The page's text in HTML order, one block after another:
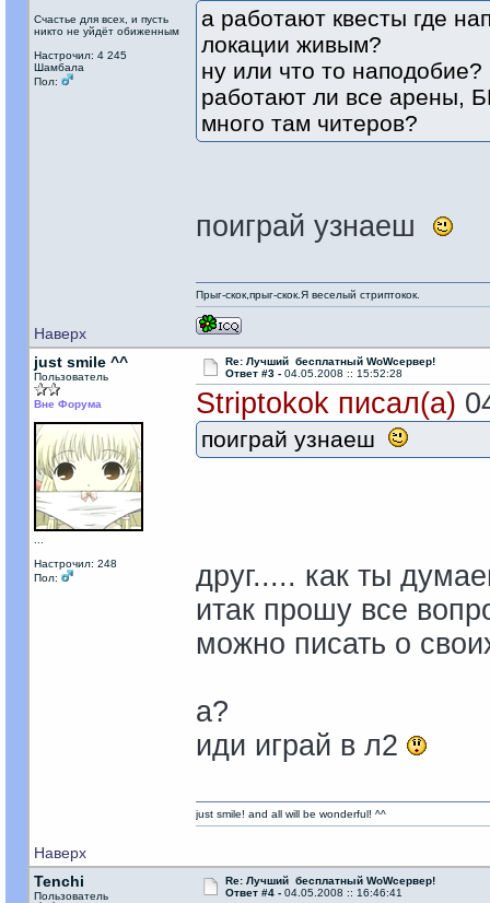
Счастье для всех, и пусть
никто не уйдёт обиженным
Настрочил: 4 245
Шамбала
Пол:
а работают квесты где
локации живым?
ну или что то наподобие?
работают ли все арены,
много там читеров?
поиграй узнаеш
Наверх
Прыг-скок,прыг-скок.Я веселый стриптокок.
just smile ^^
Пользователь
Вне Форума
Настрочил: 248
Пол:
Re: Лучший бесплатный WoWсервер!
Ответ #3 - 04.05.2008 :: 15:52:28
Striptokok писал(а)
поиграй узнаеш
друг..... как ты
итак прошу все
можно писать о
а?
иди играй в л2
Наверх
just smile! and all will be wonderful! ^^
Tenchi
Пользователь
Re: Лучший бесплатный WoWсервер!
Ответ #4 - 04.05.2008 :: 16:46:41